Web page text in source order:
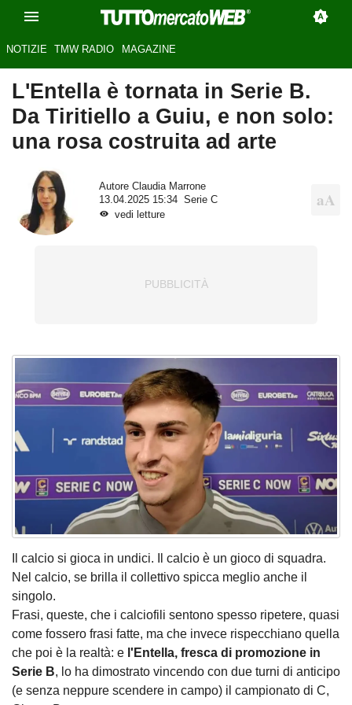
NOTIZIE TMW RADIO MAGAZINE
L'Entella è tornata in Serie B.
Da Tiritiello a Guiu, e non solo:
una rosa costruita ad arte
Autore Claudia Marrone
13.04.2025 15:34
Serie C
vedi letture
Il calcio si gioca in undici. Il calcio è un gioco di squadra.
Nel calcio, se brilla il collettivo spicca meglio anche il
singolo.
Frasi, queste, che i calciofili sentono spesso ripetere, quasi
come fossero frasi fatte, ma che invece rispecchiano quella
che poi è la realtà: e l'Entella, fresca di promozione in
Serie B, lo ha dimostrato vincendo con due turni di anticipo
(e senza neppure scendere in campo) il campionato di C,